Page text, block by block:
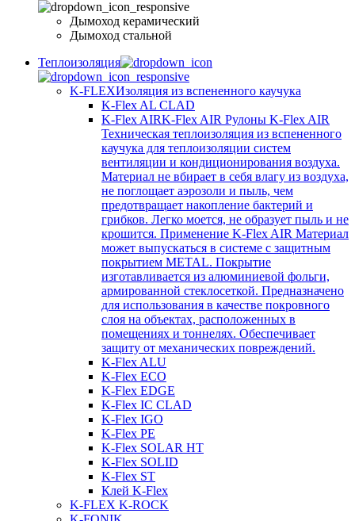
Дымоход керамический
Дымоход стальной
Теплоизоляция
K-FLEXИзоляция из вспененного каучука
K-Flex AL CLAD
K-Flex AIRK-Flex AIR Рулоны K-Flex AIR
Техническая теплоизоляция из вспененного
каучука для теплоизоляции систем
вентиляции и кондиционирования воздуха.
Материал не вбирает в себя влагу из воздуха,
не поглощает аэрозоли и пыль, чем
предотвращает накопление бактерий и
грибков. Легко моется, не образует пыль и не
крошится. Применение K-Flex AIR Материал
может выпускаться в системе c защитным
покрытием METAL. Покрытие
изготавливается из алюминиевой фольги,
армированной стеклосеткой. Предназначено
для использования в качестве покровного
слоя на объектах, расположенных в
помещениях и тоннелях. Обеспечивает
защиту от механических повреждений.
K-Flex ALU
K-Flex ECO
K-Flex EDGE
K-Flex IC CLAD
K-Flex IGO
K-Flex PE
K-Flex SOLAR HT
K-Flex SOLID
K-Flex ST
Клей K-Flex
K-FLEX K-ROCK